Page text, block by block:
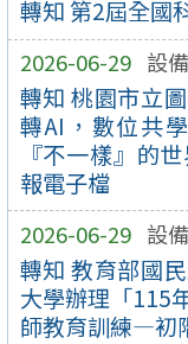
轉知 第2屆全國
2026-06-29 設
轉知 桃園市立
轉AI，數位共
『不一樣』的
報電子檔
2026-06-29 設
轉知 教育部國
大學辦理「115
師教育訓練—初